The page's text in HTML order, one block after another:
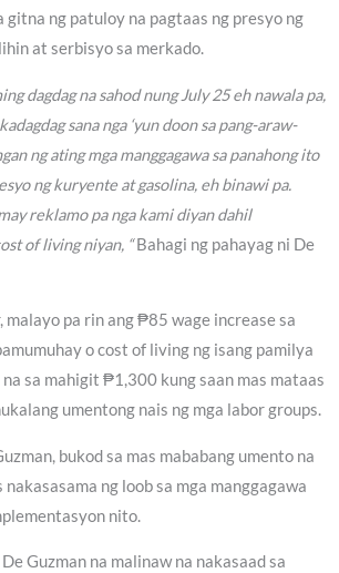
gitna ng patuloy na pagtaas ng presyo ng
at serbisyo sa merkado.
dagdag na sahod nung July 25 eh nawala pa,
sana nga ‘yun doon sa pang-araw-
ng ating mga manggagawa sa panahong ito
ng kuryente at gasolina, eh binawi pa.
reklamo pa nga kami diyan dahil
of living niyan, “Bahagi ng pahayag ni De
malayo pa rin ang ₱85 wage increase sa
o cost of living ng isang pamilya
sa mahigit ₱1,300 kung saan mas mataas
umentong nais ng mga labor groups.
bukod sa mas mababang umento na
nakasasama ng loob sa mga manggagawa
nito.
Guzman na malinaw na nakasaad sa